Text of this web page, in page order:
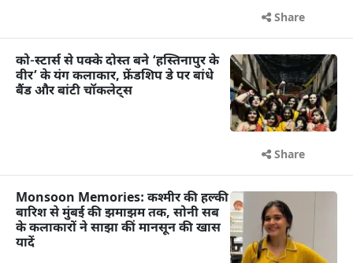
Share
को-स्टार्स से पक्के दोस्त बने ‘हस्तिनापुर के
वीर’ के यंग कलाकार, फ्रेंडशिप डे पर बांधे
बैंड और बांटी चॉकलेट्स
Share
Monsoon Memories: कश्मीर की हल्की
बारिश से मुंबई की झमाझम तक, सोनी सब
के कलाकारों ने साझा कीं मानसून की खास
यादें